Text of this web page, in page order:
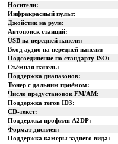
Носители:
Инфракрасный пульт:
Джойстик на руле:
Автопоиск станций:
USB на передней панели:
Вход аудио на передней панели:
Подсоединение по стандарту ISO:
Съёмная панель:
Поддержка диапазонов:
Тюнер с дальним приёмом:
Число предустановок FM/AM:
Поддержка тегов ID3:
CD-текст:
Поддержка профиля A2DP:
Формат дисплея:
Поддержка камеры заднего вида: